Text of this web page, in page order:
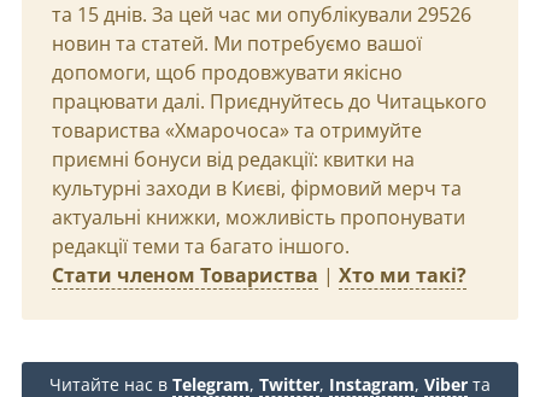
та 15 днів. За цей час ми опублікували 29526
новин та статей. Ми потребуємо вашої
допомоги, щоб продовжувати якісно
працювати далі. Приєднуйтесь до Читацького
товариства «Хмарочоса» та отримуйте
приємні бонуси від редакції: квитки на
культурні заходи в Києві, фірмовий мерч та
актуальні книжки, можливість пропонувати
редакції теми та багато іншого.
Стати членом Товариства | Хто ми такі?
Читайте нас в Telegram, Twitter, Instagram, Viber та